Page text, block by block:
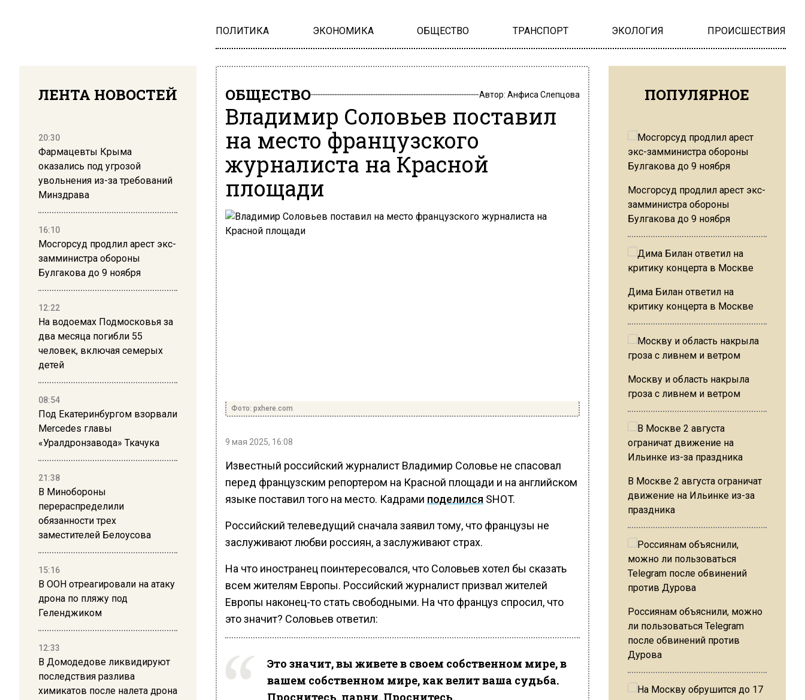
ПОЛИТИКА ЭКОНОМИКА ОБЩЕСТВО ТРАНСПОРТ ЭКОЛОГИЯ ПРОИСШЕСТВИЯ
ЛЕНТА НОВОСТЕЙ
20:30
Фармацевты Крыма
оказались под угрозой
увольнения из-за требований
Минздрава
16:10
Мосгорсуд продлил арест экс-
замминистра обороны
Булгакова до 9 ноября
12:22
На водоемах Подмосковья за
два месяца погибли 55
человек, включая семерых
детей
08:54
Под Екатеринбургом взорвали
Mercedes главы
«Уралдронзавода» Ткачука
21:38
В Минобороны
перераспределили
обязанности трех
заместителей Белоусова
15:16
В ООН отреагировали на атаку
дрона по пляжу под
Геленджиком
12:33
В Домодедове ликвидируют
последствия разлива
химикатов после налета дрона
ОБЩЕСТВО Автор: Анфиса Слепцова
Владимир Соловьев поставил
на место французского
журналиста на Красной
площади
Фото: pxhere.com
9 мая 2025, 16:08
Известный российский журналист Владимир Соловье не спасовал
перед французским репортером на Красной площади и на английском
языке поставил того на место. Кадрами поделился SHOT.
Российский телеведущий сначала заявил тому, что французы не
заслуживают любви россиян, а заслуживают страх.
На что иностранец поинтересовался, что Соловьев хотел бы сказать
всем жителям Европы. Российский журналист призвал жителей
Европы наконец-то стать свободными. На что француз спросил, что
это значит? Соловьев ответил:
Это значит, вы живете в своем собственном мире, в
вашем собственном мире, как велит ваша судьба.
Проснитесь, парни. Проснитесь.
ПОПУЛЯРНОЕ
Мосгорсуд продлил арест экс-
замминистра обороны
Булгакова до 9 ноября
Дима Билан ответил на
критику концерта в Москве
Москву и область накрыла
гроза с ливнем и ветром
В Москве 2 августа ограничат
движение на Ильинке из-за
праздника
Россиянам объяснили, можно
ли пользоваться Telegram
после обвинений против
Дурова